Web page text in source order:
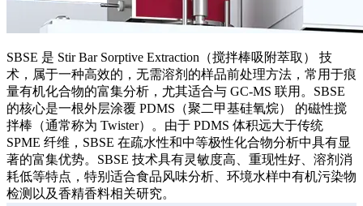
SBSE 是 Stir Bar Sorptive Extraction（搅拌棒吸附萃取） 技
术，属于一种高效的，无需溶剂的样品前处理方法，常用于痕
量有机化合物的富集分析，尤其适合与 GC-MS 联用。SBSE
的核心是一根外层涂覆 PDMS（聚二甲基硅氧烷） 的磁性搅
拌棒（通常称为 Twister）。由于 PDMS 体积远大于传统
SPME 纤维，SBSE 在疏水性和中等极性化合物分析中具有显
著的富集优势。SBSE 技术具有灵敏度高、重现性好、溶剂消
耗低等特点，特别适合食品风味分析、环境水样中有机污染物
检测以及香精香料相关研究。